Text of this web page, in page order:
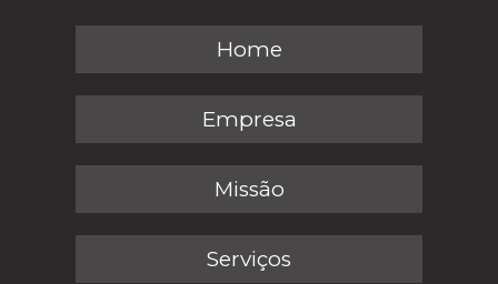
Home
Empresa
Missão
Serviços